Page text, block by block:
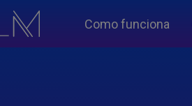
Como funciona